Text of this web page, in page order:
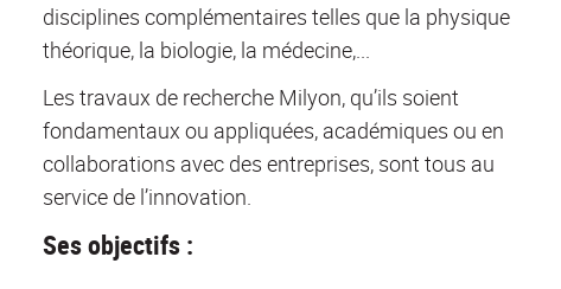
disciplines complémentaires telles que la physique
théorique, la biologie, la médecine,...
Les travaux de recherche Milyon, qu’ils soient
fondamentaux ou appliquées, académiques ou en
collaborations avec des entreprises, sont tous au
service de l’innovation.
Ses objectifs :